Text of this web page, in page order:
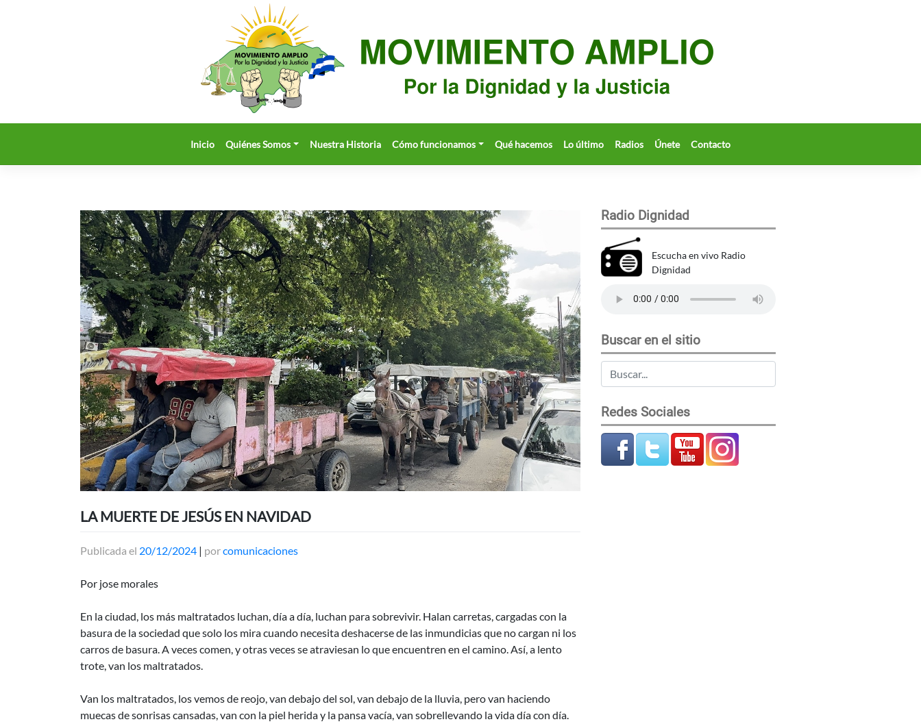
Inicio Quiénes Somos Nuestra Historia Cómo funcionamos Qué hacemos Lo último Radios Únete Contacto
LA MUERTE DE JESÚS EN NAVIDAD
Publicada el 20/12/2024 | porcomunicaciones
Por jose morales
En la ciudad, los más maltratados luchan, día a día, luchan para sobrevivir. Halan carretas, cargadas con la
basura de la sociedad que solo los mira cuando necesita deshacerse de las inmundicias que no cargan ni los
carros de basura. A veces comen, y otras veces se atraviesan lo que encuentren en el camino. Así, a lento
trote, van los maltratados.
Van los maltratados, los vemos de reojo, van debajo del sol, van debajo de la lluvia, pero van haciendo
muecas de sonrisas cansadas, van con la piel herida y la pansa vacía, van sobrellevando la vida día con día.
Radio Dignidad
Escucha en vivo Radio
Dignidad
Buscar en el sitio
Redes Sociales